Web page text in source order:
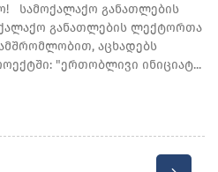
სამოქალაქო განათლების
განათლების ლექტორთა
აცხადებს
"ერთობლივი ინიციატ...